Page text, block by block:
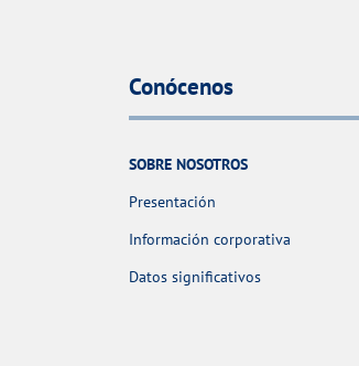
Conócenos
SOBRE NOSOTROS
Presentación
Información corporativa
Datos significativos